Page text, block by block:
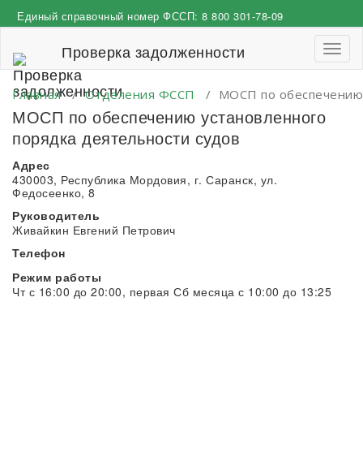
к
Единый справочный номер ФССП: 8 800 301-78-09
Проверка задолженности
Главная/Отделения ФССП / МОСП по обеспечению
МОСП по обеспечению установленного
порядка деятельности судов
Адрес
430003, Республика Мордовия, г. Саранск, ул.
Федосеенко, 8
Руководитель
Живайкин Евгений Петрович
Телефон
Режим работы
Чт с 16:00 до 20:00, первая Сб месяца с 10:00 до 13:25